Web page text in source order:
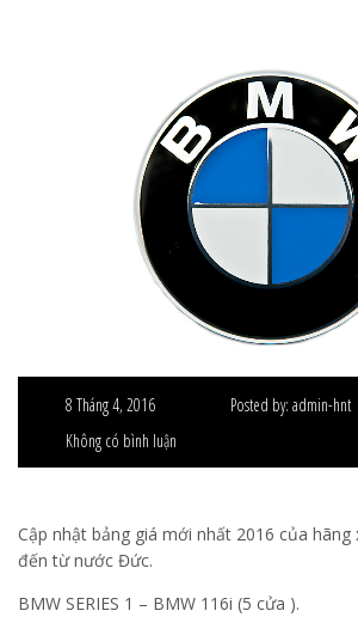
8 Tháng 4, 2016 Posted by: admin-hnt
Không có bình luận
Cập nhật bảng giá mới nhất 2016 của hãng
đến từ nước Đức.
BMW SERIES 1 – BMW 116i (5 cửa ).